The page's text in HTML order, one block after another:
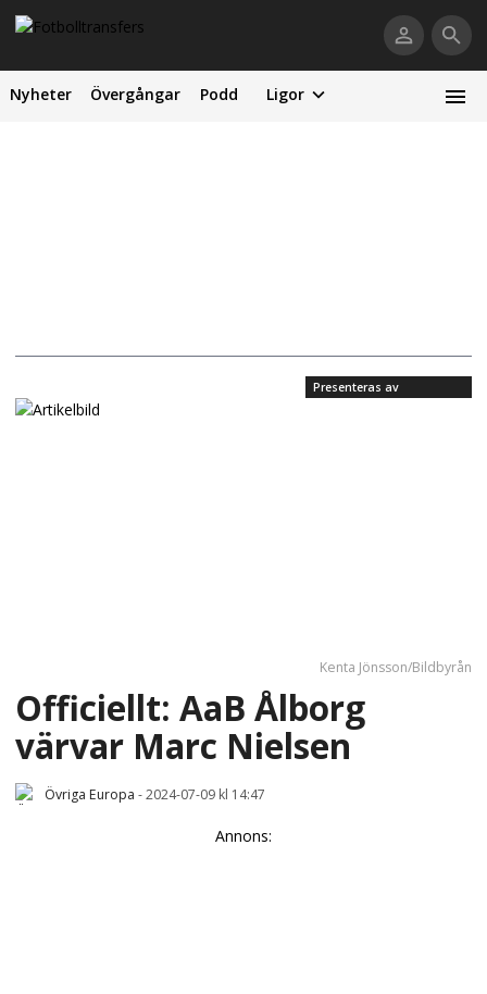
Nyheter Övergångar Podd Ligor
Presenteras av
Kenta Jönsson/Bildbyrån
Officiellt: AaB Ålborg
värvar Marc Nielsen
Övriga Europa -2024-07-09 kl 14:47
Annons: